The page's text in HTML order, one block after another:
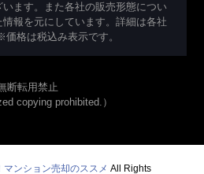
ます。また各社の販売形態につい
報を元にしています。詳細は各社
格は税込み表示です。
断転用禁止
copying prohibited.）
マンション売却のススメ All Rights